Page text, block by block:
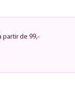
partir de 99,-